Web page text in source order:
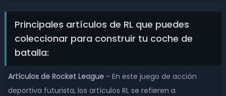
Principales artículos de RL que puedes
coleccionar para construir tu coche de
batalla:
Artículos de Rocket League- En este juego de acción
deportiva futurista, los artículos RL se refieren a